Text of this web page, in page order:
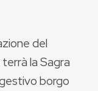
del
la Sagra
borgo